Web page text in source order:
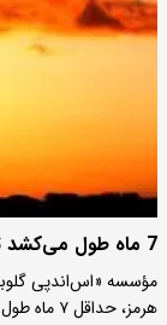
7 ماه طول می‌کشد تولید نفت در غرب آسیا احیا شود
مؤسسه «اس‌اند‌پی
هرمز، حداقل ۷ ماه طول خواهد کشید تا تولید نفت…